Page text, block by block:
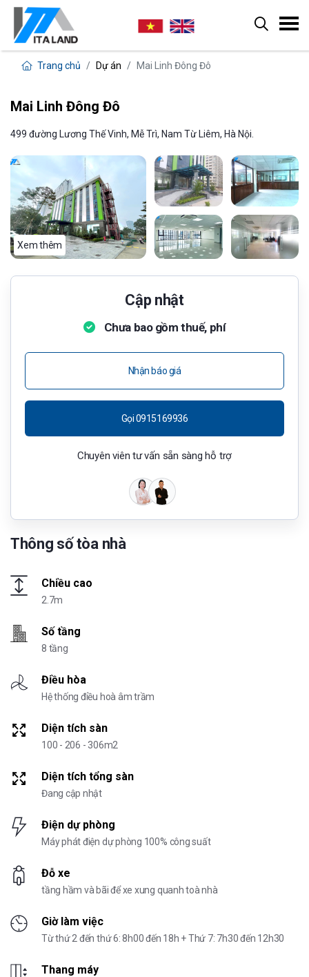
Trang chủ Dự án Mai Linh Đông Đô
Mai Linh Đông Đô
499 đường Lương Thế Vinh, Mễ Trì, Nam Từ Liêm, Hà Nội.
Xem thêm
Thông số tòa nhà
Chiều cao
2.7m
Số tầng
8 tầng
Điều hòa
Hệ thống điều hoà âm trầm
Diện tích sàn
100 - 206 - 306m2
Diện tích tổng sàn
Đang cập nhật
Điện dự phòng
Máy phát điện dự phòng 100% công suất
Đỗ xe
tầng hầm và bãi để xe xung quanh toà nhà
Giờ làm việc
Từ thứ 2 đến thứ 6: 8h00 đến 18h + Thứ 7: 7h30 đến 12h30
Thang máy
Cập nhật
Chưa bao gồm thuế, phí
Nhận báo giá
Gọi 0915169936
Chuyên viên tư vấn sẵn sàng hỗ trợ